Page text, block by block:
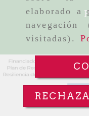
elaborado a
navegación
visitadas).